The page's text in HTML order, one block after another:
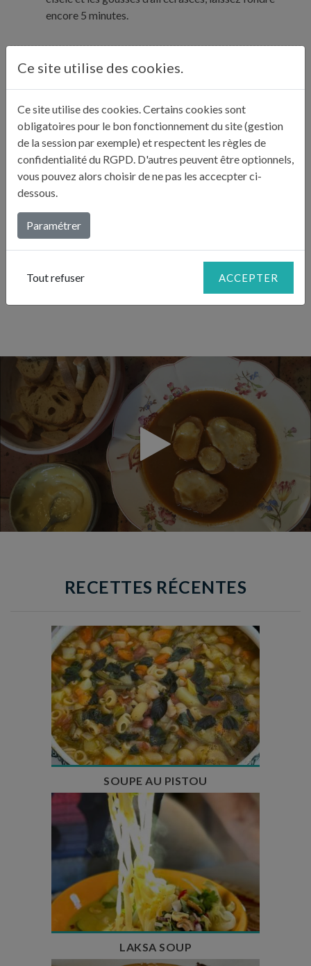
encore 5 minutes.
2
Ajoutez les carottes coupées en dés, les pommes de
terre coupées en grosses rondelles, le thym et le
laurier. Laissez rissoler encore 5 minutes puis ajoutez
le concentré de tomate. Incorporez l’eau, salez et
poivrez. Ajoutez le safran et le piment, portez à
ébullition et laissez mijoter sans couvercle 1h30 à
petit feu pour que ça “gourgoutte”.
pilon (ou rouleau à pâtisserie). Passez rapidement au
mixer la préparation puis filtrez-la à travers une
de l’aïoli et du fromage râpé.
RECETTES RÉCENTES
Temps de préparation : 35 min
Temps de cuisson : 1h15
Nombre de couverts : 8
SOUPE AU PISTOU
Temps de préparation : 40 min
Temps de cuisson : 25 min
Nombre de couverts : 4
LAKSA SOUP
Ce site utilise des cookies.
Ce site utilise des cookies. Certains cookies sont
obligatoires pour le bon fonctionnement du site (gestion
de la session par exemple) et respectent les règles de
confidentialité du RGPD. D'autres peuvent être optionnels,
vous pouvez alors choisir de ne pas les accecpter ci-
dessous.
Paramétrer
Tout refuser ACCEPTER